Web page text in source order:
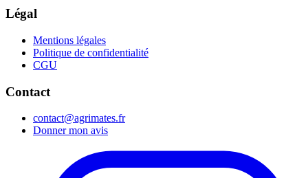
Légal
Mentions légales
Politique de confidentialité
CGU
Contact
contact@agrimates.fr
Donner mon avis